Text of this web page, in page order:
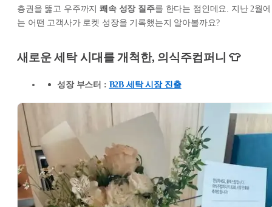
층권을 뚫고 우주까지쾌속 성장 질주를 한다는 점인데요. 지난 2월에
는 어떤 고객사가 로켓 성장을 기록했는지 알아볼까요?
새로운 세탁 시대를 개척한, 의식주컴퍼니 👕
성장 부스터 : B2B 세탁 시장 진출